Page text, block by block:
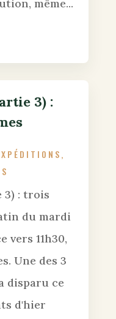
même...
3) :
,
3) : trois
du mardi
vers 11h30,
Une des 3
disparu ce
d'hier